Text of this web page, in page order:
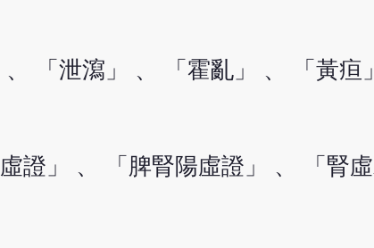
「泄瀉」 、 「霍亂」 、 「黃疸
證」 、 「脾腎陽虛證」 、 「腎